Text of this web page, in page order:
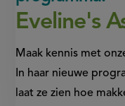
Eveline's
Maak kennis met
In haar nieuwe
laat ze zien hoe